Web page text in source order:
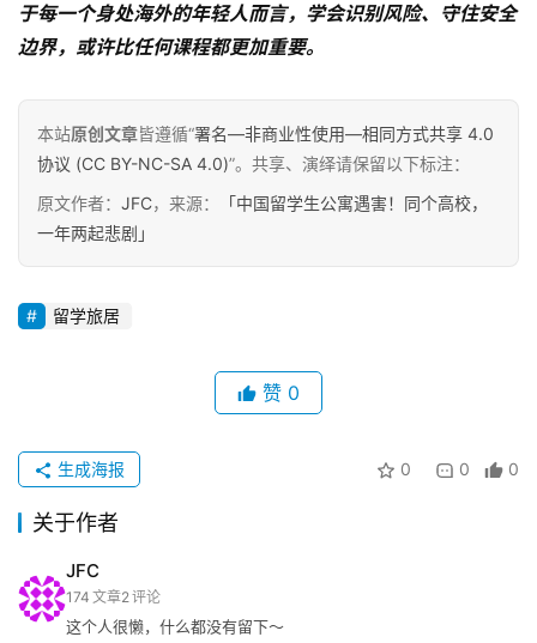
于每一个身处海外的年轻人而言，学会识别风险、守住安全
边界，或许比任何课程都更加重要。
本站原创文章皆遵循“署名—非商业性使用—相同方式共享 4.0
协议 (CC BY-NC-SA 4.0)”。共享、演绎请保留以下标注：
原文作者： JFC，来源：
「中国留学生公寓遇害！同个高校，
一年两起悲剧」
留学旅居
赞 0
0 0 0
生成海报
关于作者
JFC
174 文章2评论
这个人很懒，什么都没有留下～